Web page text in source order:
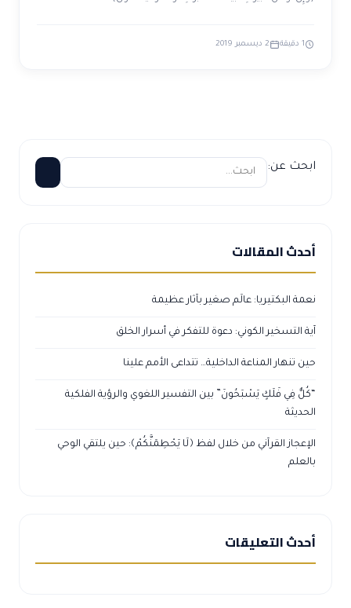
1 دقيقة 2 ديسمبر 2019
ابحث عن:
أحدث المقالات
نعمة البكتيريا: عالَم صغير بآثار عظيمة
آية التسخير الكوني: دعوة للتفكر في أسرار الخلق
حين تنهار المناعة الداخلية… تتداعى الأمم علينا
“كُلٌّ فِي فَلَكٍ يَسْبَحُونَ” بين التفسير اللغوي والرؤية الفلكية
الحديثة
الإعجاز القرآني من خلال لفظ ﴿لَا يَحْطِمَنَّكُمْ﴾: حين يلتقي الوحي
بالعلم
أحدث التعليقات